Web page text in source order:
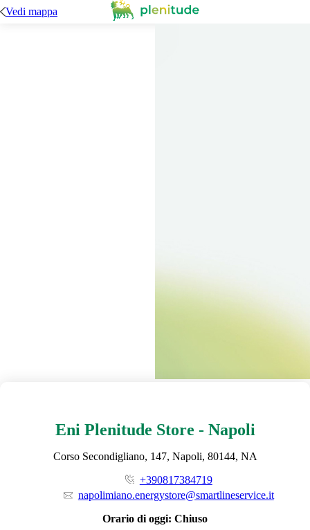
Vedi mappa
Eni Plenitude Store - Napoli
Corso Secondigliano, 147, Napoli, 80144, NA
+390817384719
napolimiano.energystore@smartlineservice.it
Orario di oggi: Chiuso